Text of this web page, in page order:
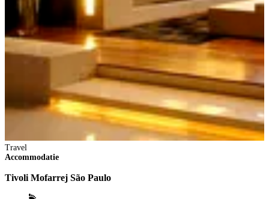
Travel
Accommodatie
Tivoli Mofarrej São Paulo